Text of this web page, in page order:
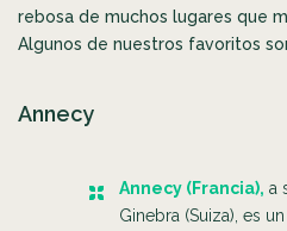
rebosa de muchos lugares que
Algunos de nuestros favoritos
Annecy
Annecy (Francia), a
Ginebra (Suiza), es